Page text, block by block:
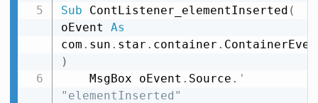
Sub ContListener_elementInserted (
oEvent As
com . sun . star . container .
)
    MsgBox oEvent
. Source . '
"elementInserted"